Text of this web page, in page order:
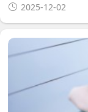
2025-12-02